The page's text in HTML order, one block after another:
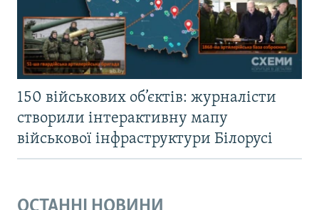
150 військових об’єктів: журналісти
створили інтерактивну мапу
військової інфраструктури Білорусі